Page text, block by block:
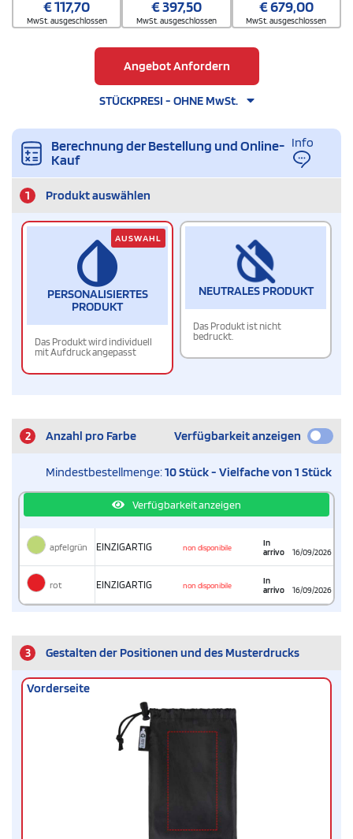
€117,70
MwSt. ausgeschlossen
€397,50
MwSt. ausgeschlossen
€679,00
MwSt. ausgeschlossen
Angebot Anfordern
STÜCKPRESI - OHNE MwSt.
Berechnung der Bestellung und Online-
Kauf
Info
1 Produkt auswählen
PERSONALISIERTES
PRODUKT
Das Produkt wird individuell
mit Aufdruck angepasst
AUSWAHL
NEUTRALES PRODUKT
Das Produkt ist nicht
bedruckt.
2 Anzahl pro Farbe Verfügbarkeit anzeigen
Mindestbestellmenge:10 Stück - Vielfache von 1 Stück
Verfügbarkeit anzeigen
apfelgrün EINZIGARTIG non disponibile
In
arrivo
16/09/2026
rot EINZIGARTIG non disponibile
In
arrivo
16/09/2026
3 Gestalten der Positionen und des Musterdrucks
Vorderseite